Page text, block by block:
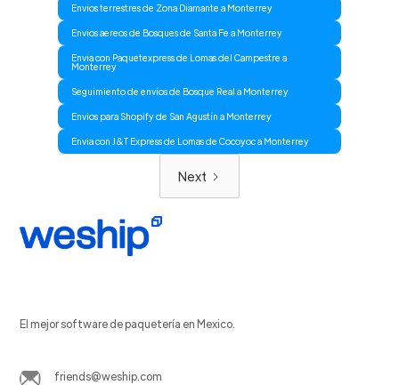
Envios terrestres de Zona Diamante a Monterrey
Envios aereos de Bosques de Santa Fe a Monterrey
Envia con Paquetexpress de Lomas del Campestre a
Monterrey
Seguimiento de envíos de Bosque Real a Monterrey
Envios para Shopify de San Agustín a Monterrey
Envia con J&T Express de Lomas de Cocoyoc a Monterrey
Next
El mejor software de paquetería en Mexico.
friends@weship.com